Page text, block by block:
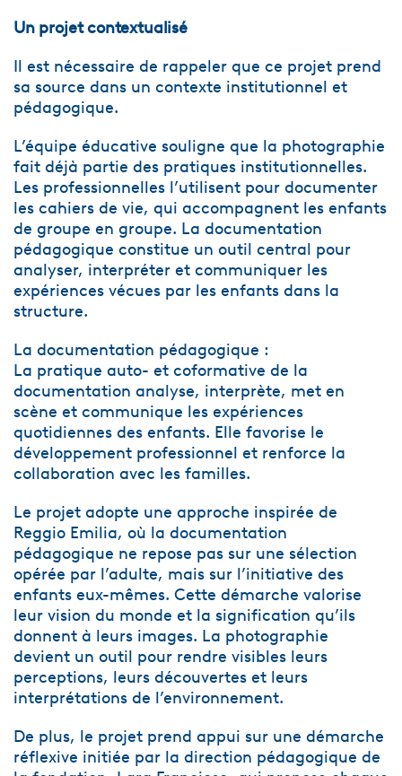
Un projet contextualisé
Il est nécessaire de rappeler que ce projet prend
sa source dans un contexte institutionnel et
pédagogique.
L’équipe éducative souligne que la photographie
fait déjà partie des pratiques institutionnelles.
Les professionnelles l’utilisent pour documenter
les cahiers de vie, qui accompagnent les enfants
de groupe en groupe. La documentation
pédagogique constitue un outil central pour
analyser, interpréter et communiquer les
expériences vécues par les enfants dans la
structure.
La documentation pédagogique :
La pratique auto- et coformative de la
documentation analyse, interprète, met en
scène et communique les expériences
quotidiennes des enfants. Elle favorise le
développement professionnel et renforce la
collaboration avec les familles.
Le projet adopte une approche inspirée de
Reggio Emilia, où la documentation
pédagogique ne repose pas sur une sélection
opérée par l’adulte, mais sur l’initiative des
enfants eux-mêmes. Cette démarche valorise
leur vision du monde et la signification qu’ils
donnent à leurs images. La photographie
devient un outil pour rendre visibles leurs
perceptions, leurs découvertes et leurs
interprétations de l’environnement.
De plus, le projet prend appui sur une démarche
réflexive initiée par la direction pédagogique de